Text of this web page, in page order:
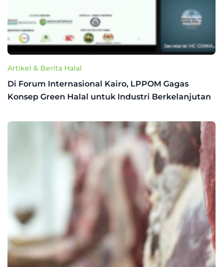
Artikel & Berita Halal
Di Forum Internasional Kairo, LPPOM Gagas
Konsep Green Halal untuk Industri Berkelanjutan